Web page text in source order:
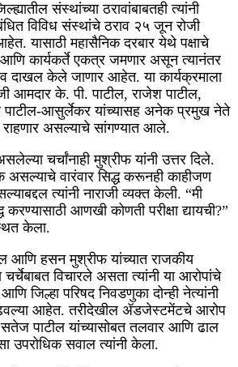
संस्थांच्या ठरावांबाबतही त्यांनी
विविध संस्थांचे ठराव २५ जून रोजी
यासाठी महासैनिक दरबार येथे पक्षाचे
कार्यकर्ते एकत्र जमणार असून त्यानंतर
दाखल केले जाणार आहेत. या कार्यक्रमाला
आमदार के. पी. पाटील, राजेश पाटील,
पाटील-आसुर्लेकर यांच्यासह अनेक प्रमुख नेते
राहणार असल्याचे सांगण्यात आले.
चर्चांनाही मुश्रीफ यांनी उत्तर दिले.
वारंवार सिद्ध करूनही काहीजण
त्यांनी नाराजी व्यक्त केली. “मी
आणखी कोणती परीक्षा द्यायची?”
केला.
आणि हसन मुश्रीफ यांच्यात राजकीय
विचारले असता त्यांनी या आरोपांचे
जिल्हा परिषद निवडणुका दोन्ही नेत्यांनी
आहेत. तरीदेखील ॲडजेस्टमेंटचे आरोप
पाटील यांच्यासोबत तलवार आणि ढाल
सवाल त्यांनी केला.